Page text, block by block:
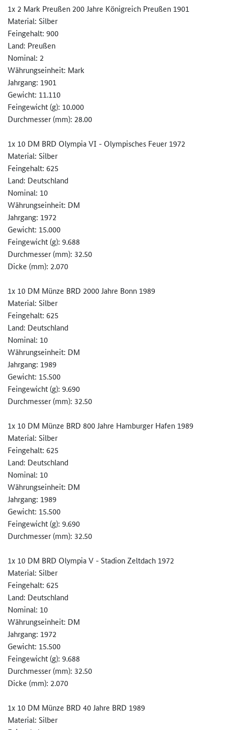
1x 2 Mark Preußen 200 Jahre Königreich Preußen 1901
Material: Silber
Feingehalt: 900
Land: Preußen
Nominal: 2
Währungseinheit: Mark
Jahrgang: 1901
Gewicht: 11.110
Feingewicht (g): 10.000
Durchmesser (mm): 28.00
1x 10 DM BRD Olympia VI - Olympisches Feuer 1972
Material: Silber
Feingehalt: 625
Land: Deutschland
Nominal: 10
Währungseinheit: DM
Jahrgang: 1972
Gewicht: 15.000
Feingewicht (g): 9.688
Durchmesser (mm): 32.50
Dicke (mm): 2.070
1x 10 DM Münze BRD 2000 Jahre Bonn 1989
Material: Silber
Feingehalt: 625
Land: Deutschland
Nominal: 10
Währungseinheit: DM
Jahrgang: 1989
Gewicht: 15.500
Feingewicht (g): 9.690
Durchmesser (mm): 32.50
1x 10 DM Münze BRD 800 Jahre Hamburger Hafen 1989
Material: Silber
Feingehalt: 625
Land: Deutschland
Nominal: 10
Währungseinheit: DM
Jahrgang: 1989
Gewicht: 15.500
Feingewicht (g): 9.690
Durchmesser (mm): 32.50
1x 10 DM BRD Olympia V - Stadion Zeltdach 1972
Material: Silber
Feingehalt: 625
Land: Deutschland
Nominal: 10
Währungseinheit: DM
Jahrgang: 1972
Gewicht: 15.500
Feingewicht (g): 9.688
Durchmesser (mm): 32.50
Dicke (mm): 2.070
1x 10 DM Münze BRD 40 Jahre BRD 1989
Material: Silber